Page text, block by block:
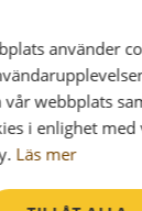
with stripe
använder
vår webbplats
i enlighet med
Läs mer